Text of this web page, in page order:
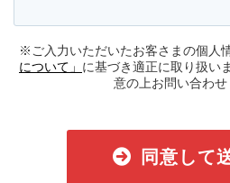
※ご入力いただいたお客さまの個人情
について」 に基づき適正に取り扱い
意の上お問い合わせ
同意して